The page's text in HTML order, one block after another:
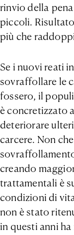
rinvio della
piccoli.
più che
Se i nuovi reati
sovraffollare le
fossero, il
è concretizzato
deteriorare
carcere. Non
creando
trattamentali è
condizioni di
non è stato
in questi anni